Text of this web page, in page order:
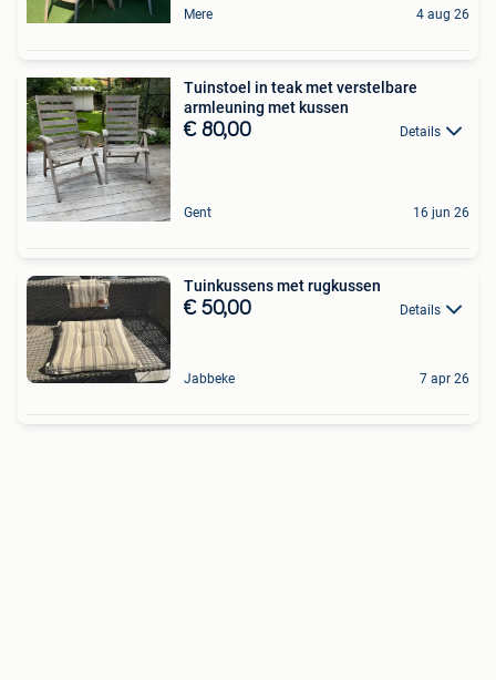
Mere 4 aug 26
Tuinstoel in teak met verstelbare
armleuning met kussen
€ 80,00 Details
Gent 16 jun 26
Tuinkussens met rugkussen
€ 50,00 Details
Jabbeke 7 apr 26